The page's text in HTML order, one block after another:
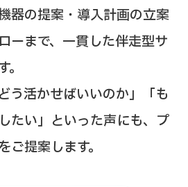
器の提案・導入計画の立案
ーまで、一貫した伴走型サ
う活かせばいいのか」「も
たい」といった声にも、プ
ご提案します。